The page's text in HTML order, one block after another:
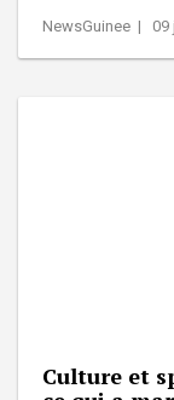
NewsGuinee | 09
Culture et